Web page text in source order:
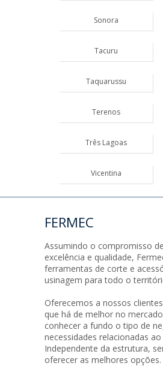
Sonora
Tacuru
Taquarussu
Terenos
Três Lagoas
Vicentina
FERMEC
Assumindo o compromisso
excelência e qualidade,
ferramentas de corte e
usinagem para todo o
Oferecemos a nossos
que há de melhor no
conhecer a fundo o tipo de
necessidades relacionadas
Independente da estrutura,
oferecer as melhores opções.